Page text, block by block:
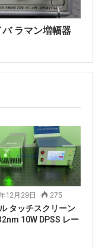
ラマン増幅器
12月29日 275
タッチスクリーン
10W DPSS レー